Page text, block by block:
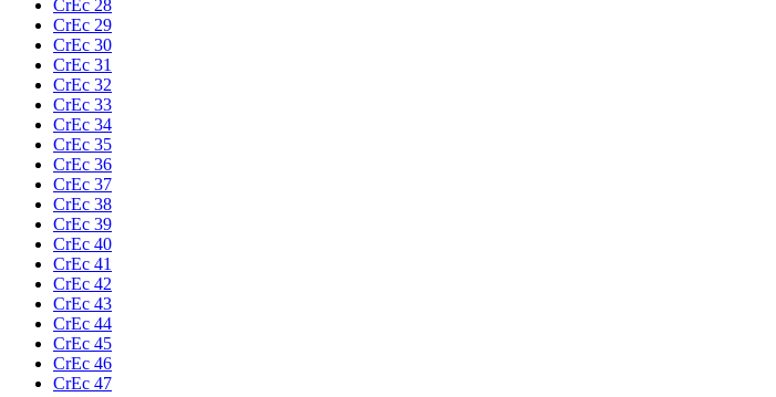
CrEc 28
CrEc 29
CrEc 30
CrEc 31
CrEc 32
CrEc 33
CrEc 34
CrEc 35
CrEc 36
CrEc 37
CrEc 38
CrEc 39
CrEc 40
CrEc 41
CrEc 42
CrEc 43
CrEc 44
CrEc 45
CrEc 46
CrEc 47